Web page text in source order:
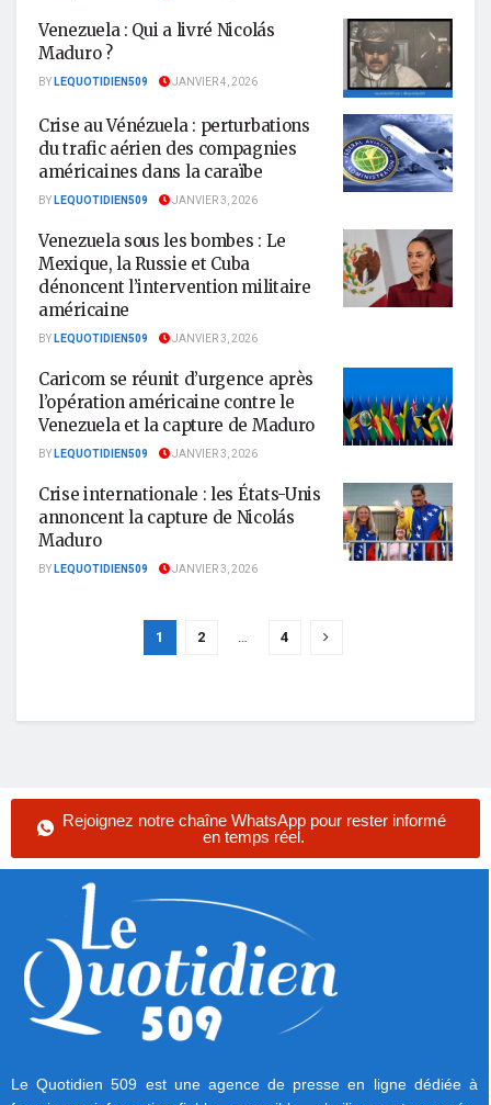
Venezuela : Qui a livré Nicolás
Maduro ?
BYLEQUOTIDIEN509 JANVIER 4, 2026
Crise au Vénézuela : perturbations
du trafic aérien des compagnies
américaines dans la caraïbe
BYLEQUOTIDIEN509 JANVIER 3, 2026
Venezuela sous les bombes : Le
Mexique, la Russie et Cuba
dénoncent l’intervention militaire
américaine
BYLEQUOTIDIEN509 JANVIER 3, 2026
Caricom se réunit d’urgence après
l’opération américaine contre le
Venezuela et la capture de Maduro
BYLEQUOTIDIEN509 JANVIER 3, 2026
Crise internationale : les États-Unis
annoncent la capture de Nicolás
Maduro
BYLEQUOTIDIEN509 JANVIER 3, 2026
1 2 … 4
Rejoignez notre chaîne WhatsApp pour rester informé
en temps réel.
Le Quotidien 509 est une agence de presse en ligne dédiée à